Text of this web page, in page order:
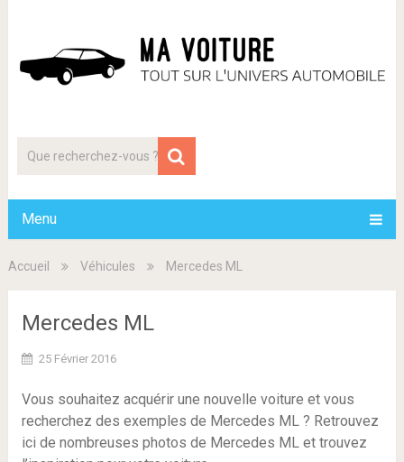
Menu
Accueil Véhicules Mercedes ML
Mercedes ML
25 Février 2016
Vous souhaitez acquérir une nouvelle voiture et vous
recherchez des exemples de Mercedes ML ? Retrouvez
ici de nombreuses photos de Mercedes ML et trouvez